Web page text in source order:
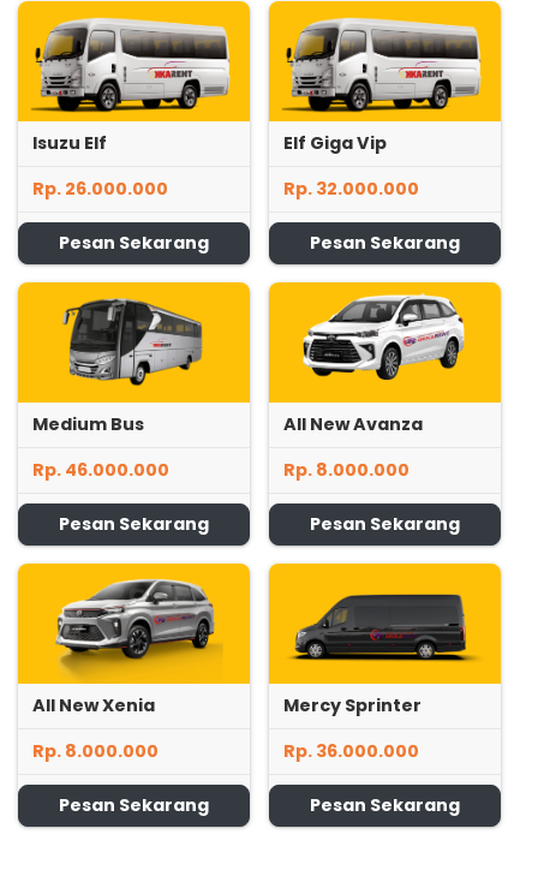
Isuzu Elf
Rp. 26.000.000
Pesan Sekarang
Elf Giga Vip
Rp. 32.000.000
Pesan Sekarang
Medium Bus
Rp. 46.000.000
Pesan Sekarang
All New Avanza
Rp. 8.000.000
Pesan Sekarang
All New Xenia
Rp. 8.000.000
Pesan Sekarang
Mercy Sprinter
Rp. 36.000.000
Pesan Sekarang